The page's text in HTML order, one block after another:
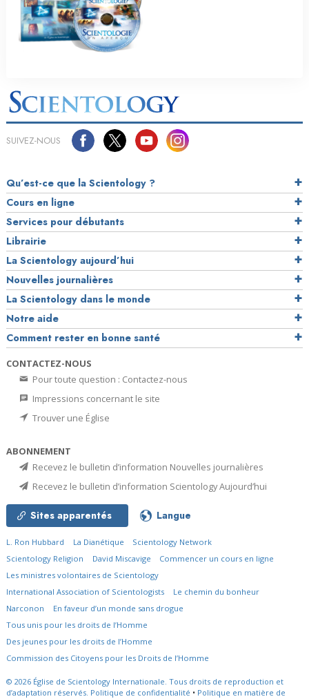
SUIVEZ-NOUS
Qu’est-ce que la Scientology ?
Cours en ligne
Services pour débutants
Librairie
La Scientology aujourd’hui
Nouvelles journalières
La Scientology dans le monde
Notre aide
Comment rester en bonne santé
CONTACTEZ-NOUS
Pour toute question : Contactez-nous
Impressions concernant le site
Trouver une Église
ABONNEMENT
Recevez le bulletin d’information Nouvelles journalières
Recevez le bulletin d’information Scientology Aujourd’hui
Sites apparentés Langue
L. Ron Hubbard La Dianétique
Scientology Network
Scientology Religion
David Miscavige
Commencer un cours en ligne
Les ministres volontaires de Scientology
International Association of Scientologists
Le chemin du bonheur
Narconon
En faveur d’un monde sans drogue
Tous unis pour les droits de l’Homme
Des jeunes pour les droits de l’Homme
Commission des Citoyens pour les Droits de l’Homme
© 2026 Église de Scientology Internationale. Tous droits de reproduction et
d’adaptation réservés. Politique de confidentialité • Politique en matière de